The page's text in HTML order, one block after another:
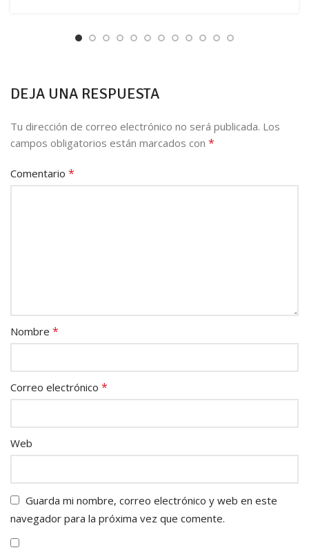
DEJA UNA RESPUESTA
Tu dirección de correo electrónico no será publicada. Los
campos obligatorios están marcados con *
Comentario *
Nombre *
Correo electrónico *
Web
Guarda mi nombre, correo electrónico y web en este
navegador para la próxima vez que comente.